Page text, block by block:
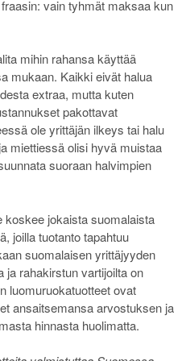
vain tyhmät maksaa kun
mihin rahansa käyttää
mukaan. Kaikki eivät halua
extraa, mutta kuten
pakottavat
ole yrittäjän ilkeys tai halu
miettiessä olisi hyvä muistaa
suoraan halvimpien
koskee jokaista suomalaista
joilla tuotanto tapahtuu
suomalaisen yrittäjyyden
ja rahakirstun vartijoilta on
luomuruokatuotteet ovat
ansaitsemansa arvostuksen ja
hinnasta huolimatta.